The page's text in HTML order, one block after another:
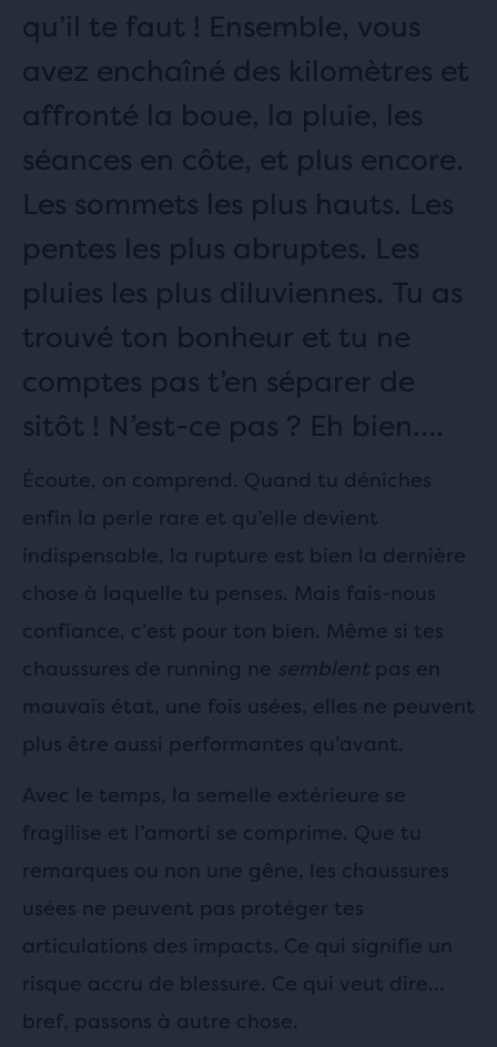
qu’il te faut ! Ensemble, vous
avez enchaîné des kilomètres et
affronté la boue, la pluie, les
séances en côte, et plus encore.
Les sommets les plus hauts. Les
pentes les plus abruptes. Les
pluies les plus diluviennes. Tu as
trouvé ton bonheur et tu ne
comptes pas t’en séparer de
sitôt ! N’est-ce pas ? Eh bien….
Écoute, on comprend. Quand tu déniches
enfin la perle rare et qu’elle devient
indispensable, la rupture est bien la dernière
chose à laquelle tu penses. Mais fais-nous
confiance, c’est pour ton bien. Même si tes
chaussures de running ne semblent pas en
mauvais état, une fois usées, elles ne peuvent
plus être aussi performantes qu’avant.
Avec le temps, la semelle extérieure se
fragilise et l’amorti se comprime. Que tu
remarques ou non une gêne, les chaussures
usées ne peuvent pas protéger tes
articulations des impacts. Ce qui signifie un
risque accru de blessure. Ce qui veut dire…
bref, passons à autre chose.